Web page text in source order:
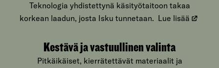
Teknologia yhdistettynä käsityötaitoon takaa
korkean laadun, josta Isku tunnetaan. Lue lisää
Kestävä ja vastuullinen valinta
Pitkäikäiset, kierrätettävät materiaalit ja